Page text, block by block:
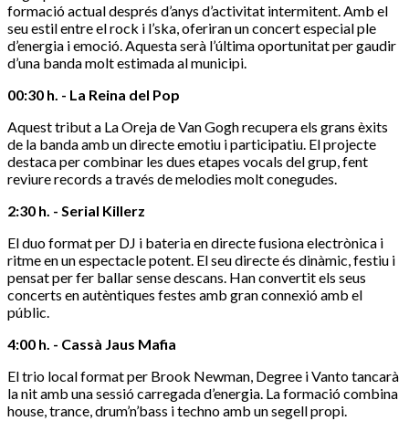
formació actual després d’anys d’activitat intermitent. Amb el
seu estil entre el rock i l’ska, oferiran un concert especial ple
d’energia i emoció. Aquesta serà l’última oportunitat per gaudir
d’una banda molt estimada al municipi.
00:30 h. - La Reina del Pop
Aquest tribut a La Oreja de Van Gogh recupera els grans èxits
de la banda amb un directe emotiu i participatiu. El projecte
destaca per combinar les dues etapes vocals del grup, fent
reviure records a través de melodies molt conegudes.
2:30 h. - Serial Killerz
El duo format per DJ i bateria en directe fusiona electrònica i
ritme en un espectacle potent. El seu directe és dinàmic, festiu i
pensat per fer ballar sense descans. Han convertit els seus
concerts en autèntiques festes amb gran connexió amb el
públic.
4:00 h. - Cassà Jaus Mafia
El trio local format per Brook Newman, Degree i Vanto tancarà
la nit amb una sessió carregada d’energia. La formació combina
house, trance, drum’n’bass i techno amb un segell propi.